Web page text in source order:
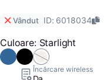
Vândut ID: 6018034
Culoare: Starlight
Încărcare wireless